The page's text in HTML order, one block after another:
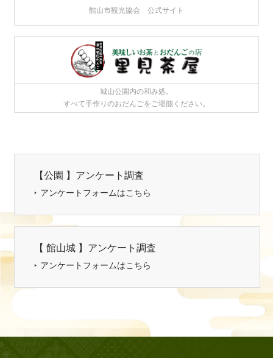
館山市観光協会 公式サイト
城山公園内の和み処。
すべて手作りのおだんごをご堪能ください。
【公園 】アンケート調査
アンケートフォームはこちら
【 館山城 】アンケート調査
アンケートフォームはこちら